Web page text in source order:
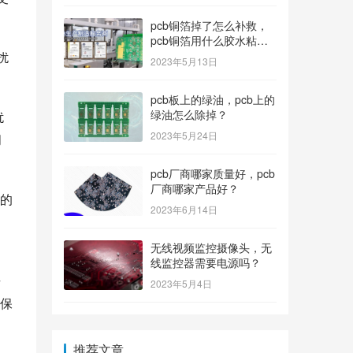
pcb铜箔掉了怎么补救，
pcb铜箔用什么胶水粘上
的？
2023年5月13日
pcb板上的绿油，pcb上的
绿油怎么除掉？
2023年5月24日
pcb厂商哪家质量好，pcb
厂商哪家产品好？
2023年6月14日
无线视频监控摄像头，无
线监控器需要电源吗？
2023年5月4日